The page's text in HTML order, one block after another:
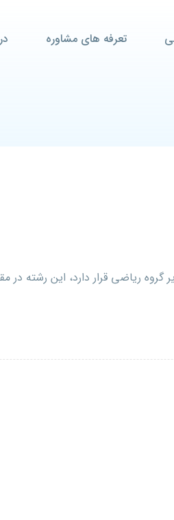
تعرفه های مشاوره
ریاضی قرار دارد، این رشته در